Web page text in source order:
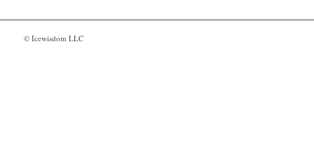
© Icewisdom LLC